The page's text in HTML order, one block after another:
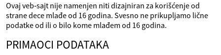
Ovaj veb‑sajt nije namenjen niti dizajniran za korišćenje od
strane dece mlađe od 16 godina. Svesno ne prikupljamo lične
podatke od ili o bilo kome mlađem od 16 godina.
PRIMAOCI PODATAKA